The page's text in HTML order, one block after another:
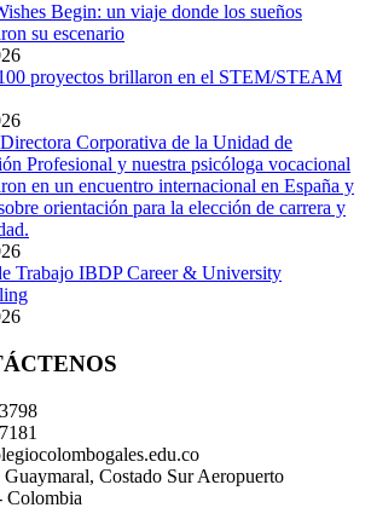
Begin: un viaje donde los sueños
su escenario
proyectos brillaron en el STEM/STEAM
Corporativa de la Unidad de
Profesional y nuestra psicóloga vocacional
en un encuentro internacional en España y
orientación para la elección de carrera y
Trabajo IBDP Career & University
Costado Sur Aeropuerto
Colombia